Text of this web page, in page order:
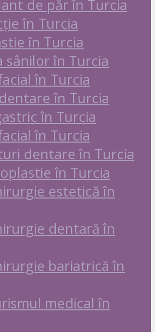
de păr în Turcia
în Turcia
în Turcia
sânilor în Turcia
în Turcia
în Turcia
în Turcia
în Turcia
dentare în Turcia
în Turcia
estetică în
dentară în
bariatrică în
medical în